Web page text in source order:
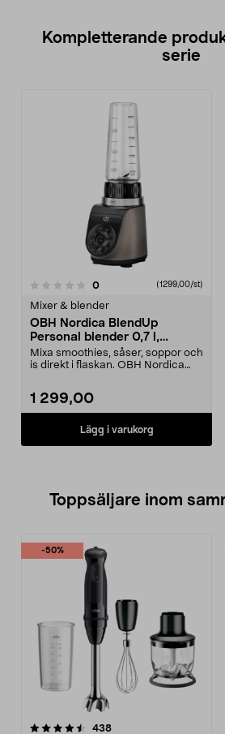
Kompletterande
serie
0recensioner (1299,00/st)
Mixer & blender
OBH Nordica BlendUp
Personal blender 0,7 l,
LH190EN0
Mixa smoothies, såser, soppor och
is direkt i flaskan. OBH Nordica
1 299,00
Lägg i varukorg
Toppsäljare inom
-50%
438recensioner
4.5 av 5 stjärnor